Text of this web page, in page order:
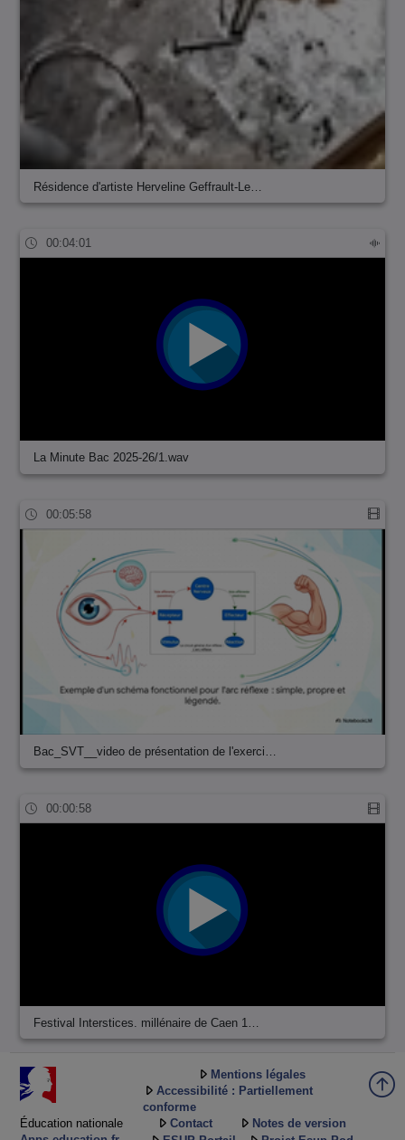
Résidence d'artiste Herveline Geffrault-Le…
00:04:01
La Minute Bac 2025-26/1.wav
00:05:58
Bac_SVT__video de présentation de l'exerci…
00:00:58
Festival Interstices. millénaire de Caen 1…
Éducation nationale
Mentions légales
Accessibilité : Partiellement
conforme
Contact
Notes de version